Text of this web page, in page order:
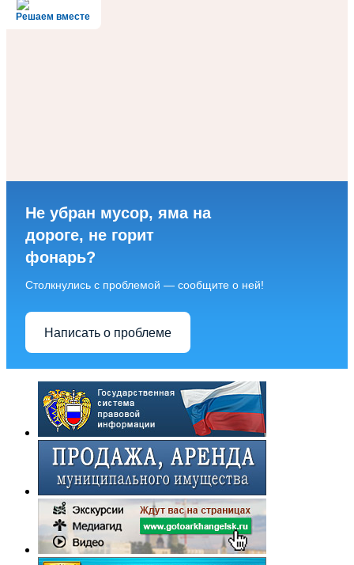
Решаем вместе
Не убран мусор, яма на
дороге, не горит
фонарь?
Столкнулись с проблемой — сообщите о ней!
Написать о проблеме